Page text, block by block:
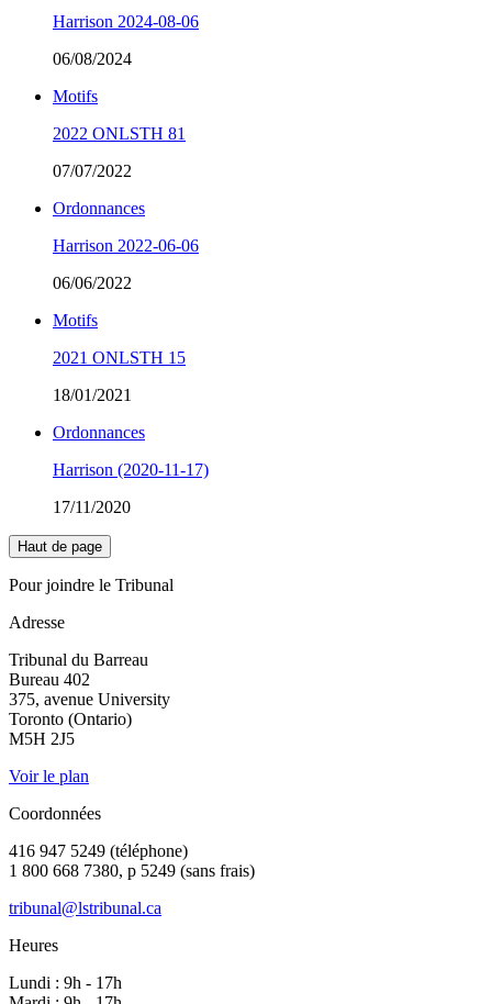
Harrison 2024-08-06
06/08/2024
Motifs
2022 ONLSTH 81
07/07/2022
Ordonnances
Harrison 2022-06-06
06/06/2022
Motifs
2021 ONLSTH 15
18/01/2021
Ordonnances
Harrison (2020-11-17)
17/11/2020
Haut de page
Pour joindre le Tribunal
Adresse
Tribunal du Barreau
Bureau 402
375, avenue University
Toronto (Ontario)
M5H 2J5
Voir le plan
Coordonnées
416 947 5249 (téléphone)
1 800 668 7380, p 5249 (sans frais)
tribunal@lstribunal.ca
Heures
Lundi : 9h - 17h